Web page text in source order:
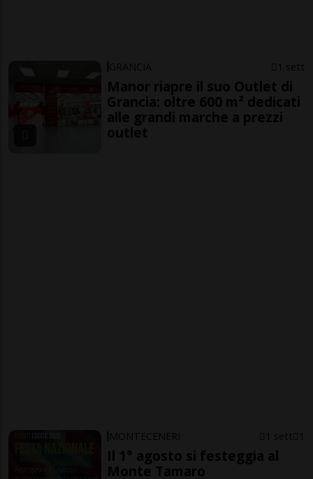
GRANCIA 1 sett
Manor riapre il suo Outlet di
Grancia: oltre 600 m² dedicati
alle grandi marche a prezzi
outlet
MONTECENERI 1 sett 1
Il 1° agosto si festeggia al
Monte Tamaro